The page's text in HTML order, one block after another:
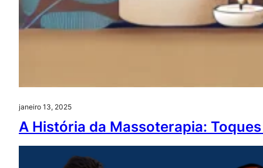
janeiro 13, 2025
A História da Massoterapia: